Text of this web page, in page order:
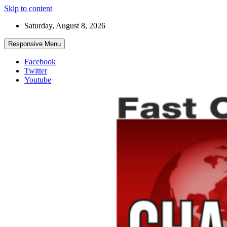
Skip to content
Saturday, August 8, 2026
Responsive Menu
Facebook
Twitter
Youtube